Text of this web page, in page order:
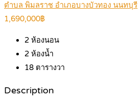
ตำบล พิมลราช อำเภอบางบัวทอง นนทบุรี
1,690,000฿
2 ห้องนอน
2 ห้องน้ำ
18 ตารางวา
Description